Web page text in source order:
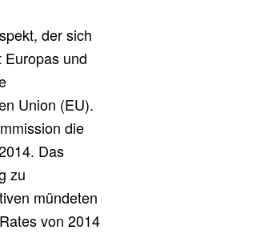
der sich
und
Union (EU).
die
Das
zu
mündeten
von 2014